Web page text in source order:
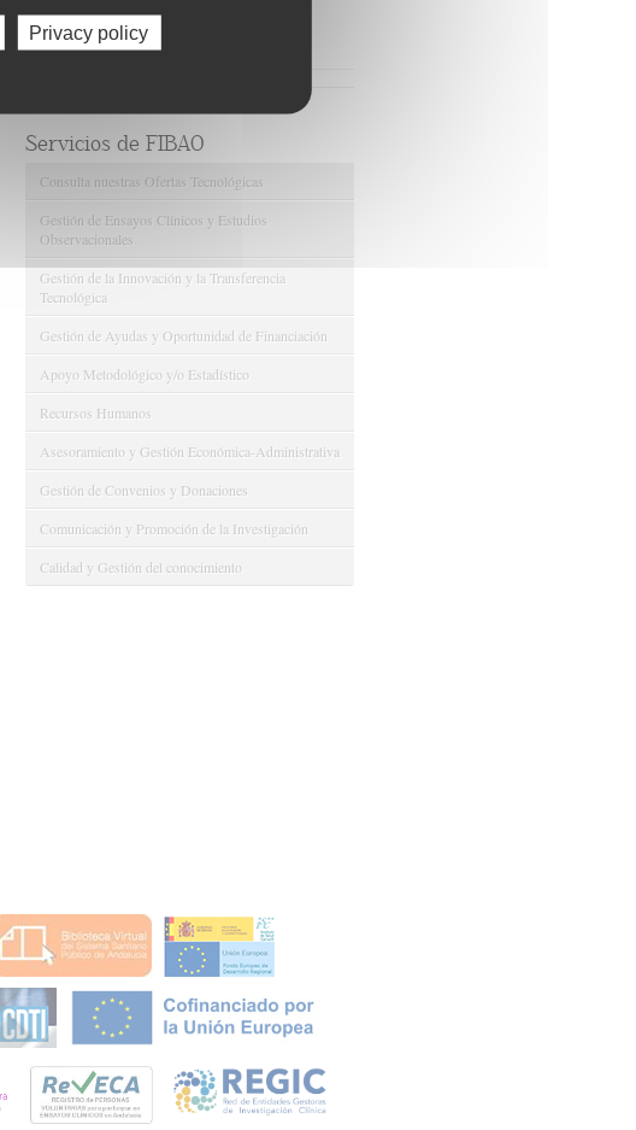
Científica del centro
Hace 1 mes, 3 semanas
Servicios de FIBAO
Consulta nuestras Ofertas Tecnológicas
Gestión de Ensayos Clínicos y Estudios
Observacionales
Gestión de la Innovación y la Transferencia
Tecnológica
Gestión de Ayudas y Oportunidad de Financiación
Apoyo Metodológico y/o Estadístico
Recursos Humanos
Asesoramiento y Gestión Económica-Administrativa
Gestión de Convenios y Donaciones
Comunicación y Promoción de la Investigación
Calidad y Gestión del conocimiento
Privacy policy